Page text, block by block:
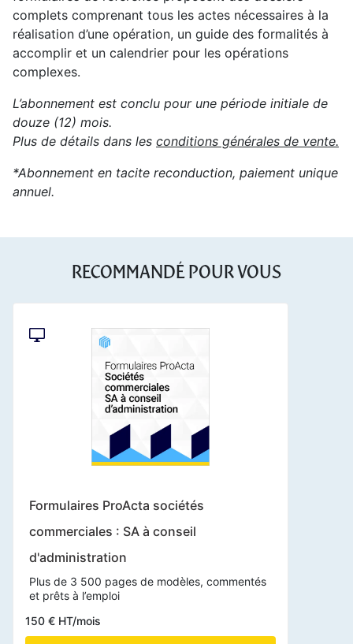
complets comprenant tous les actes nécessaires à la
réalisation d’une opération, un guide des formalités à
accomplir et un calendrier pour les opérations
complexes.
L’abonnement est conclu pour une période initiale de
douze (12) mois.
Plus de détails dans les conditions générales de vente.
*Abonnement en tacite reconduction, paiement unique
annuel.
RECOMMANDÉ POUR VOUS
Formulaires ProActa sociétés
commerciales : SA à conseil
d'administration
Plus de 3 500 pages de modèles, commentés
et prêts à l’emploi
150 € HT/mois